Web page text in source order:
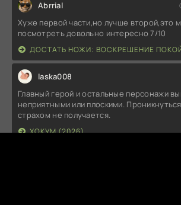
Abrrial
Хуже первой части,но лучше второй,это
посмотреть довольно интересно 7/10
ДОСТАТЬ НОЖИ: ВОСКРЕШЕНИЕ
laska008
Главный герой и остальные персонажи
неприятными или плоскими.
страхом не получается.
ХОКУМ (2026)